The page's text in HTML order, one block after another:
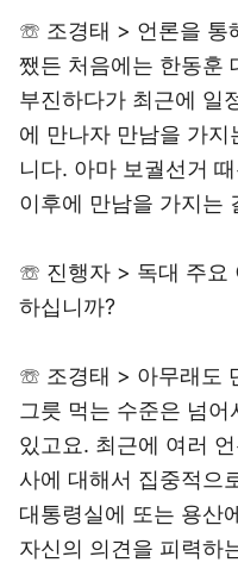
☏ 조경태 > 언론을 통
쨌든 처음에는 한동훈
부진하다가 최근에 일
에 만나자 만남을 가
니다. 아마 보궐선거
이후에 만남을 가지는
☏ 진행자 > 독대 주요
하십니까?
☏ 조경태 > 아무래도
그릇 먹는 수준은 넘
있고요. 최근에 여러
사에 대해서 집중적으
대통령실에 또는 용산
자신의 의견을 피력하